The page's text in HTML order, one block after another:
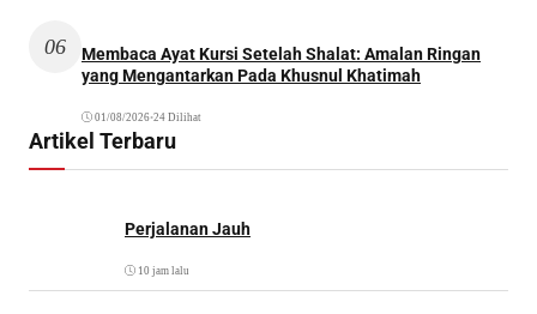
06
Membaca Ayat Kursi Setelah Shalat: Amalan Ringan
yang Mengantarkan Pada Khusnul Khatimah
01/08/2026•24 Dilihat
Artikel Terbaru
Perjalanan Jauh
10 jam lalu